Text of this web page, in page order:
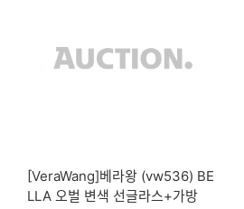
[VeraWang]베라왕 (vw536) BE
LLA 오벌 변색 선글라스+가방